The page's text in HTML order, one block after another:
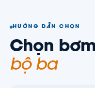
HƯỚNG DẪN CHỌN
Chọn
bộ ba